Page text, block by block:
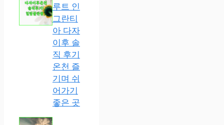
루트 인
그란티
아 다자
이후 솔
직 후기
온천 즐
기며 쉬
어가기
좋은 곳